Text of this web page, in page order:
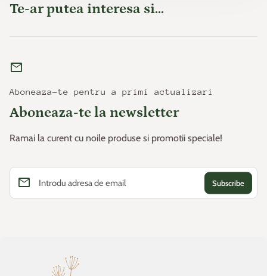
Te-ar putea interesa si...
mail
Aboneaza-te pentru a primi actualizari
Aboneaza-te la newsletter
Ramai la curent cu noile produse si promotii speciale!
Introdu adresa de email
email